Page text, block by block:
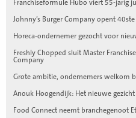
Franchiseformule Hubo viert 55-jarig
Johnny’s Burger Company opent
Horeca-ondernemer gezocht voor
Freshly Chopped sluit Master
Company
Grote ambitie, ondernemers welkom
Anouk Hoogendijk: Het nieuwe
Food Connect neemt branchegenoot